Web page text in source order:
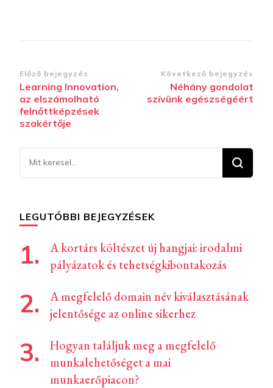
Bejegyzések
navigációja
Előző bejegyzés
Learning Innovation,
az elszámolható
felnőttképzések
szakértője
Következő bejegyzés
Néhány gondolat
szívünk egészségéért
LEGUTÓBBI BEJEGYZÉSEK
A kortárs költészet új hangjai: irodalmi
pályázatok és tehetségkibontakozás
A megfelelő domain név kiválasztásának
jelentősége az online sikerhez
Hogyan találjuk meg a megfelelő
munkalehetőséget a mai
munkaerőpiacon?